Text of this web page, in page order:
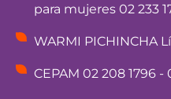
para mujeres 02 233
WARMI PICHINCHA
CEPAM 02 208 1796 -